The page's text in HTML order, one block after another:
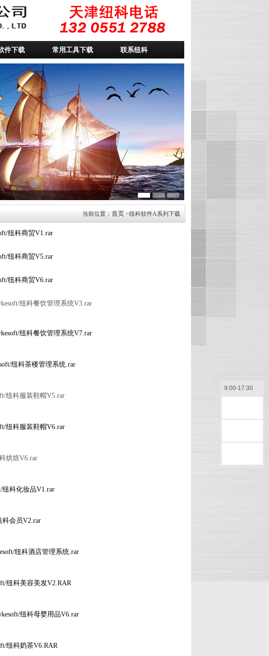
件下载 常用工具下载 联系纽科
当前位置： 首页 >纽科软件A系列下载
纽科商贸V1.rar
纽科商贸V5.rar
纽科商贸V6.rar
纽科餐饮管理系统V3.rar
纽科餐饮管理系统V7.rar
纽科茶楼管理系统.rar
纽科服装鞋帽V5.rar
纽科服装鞋帽V6.rar
烘焙V6.rar
纽科化妆品V1.rar
科会员V2.rar
纽科酒店管理系统.rar
纽科美容美发V2.RAR
纽科母婴用品V6.rar
纽科奶茶V6.RAR
9:00-17:30